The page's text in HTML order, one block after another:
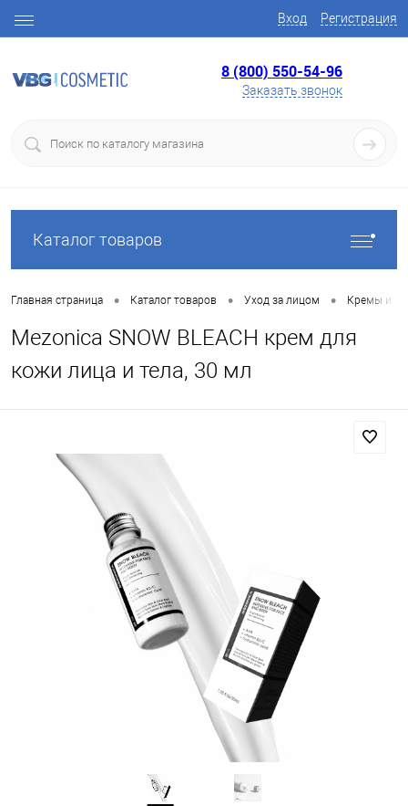
Вход Регистрация
8 (800) 550-54-96
Заказать звонок
Каталог товаров
Главная страница • Каталог товаров • Уход за лицом • Кремы и
Mezonica SNOW BLEACH крем для
кожи лица и тела, 30 мл